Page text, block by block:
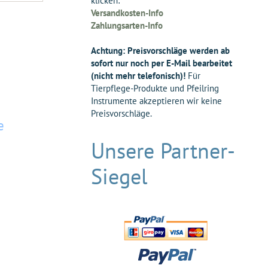
Versandkosten-Info
Zahlungsarten-Info
Achtung: Preisvorschläge werden ab
sofort nur noch per E-Mail bearbeitet
(nicht mehr telefonisch)! Für
Tierpflege-Produkte und Pfeilring
Instrumente akzeptieren wir keine
Preisvorschläge.
Unsere Partner-
Siegel